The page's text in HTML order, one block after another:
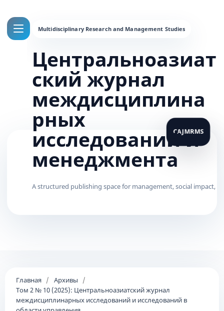
Центральноазиат
ский журнал
междисциплина
рных
исследований и
менеджмента
Главная / Архивы
/
Том 2 № 10 (2025): Центральноазиатский журнал
междисциплинарных исследований и исследований в